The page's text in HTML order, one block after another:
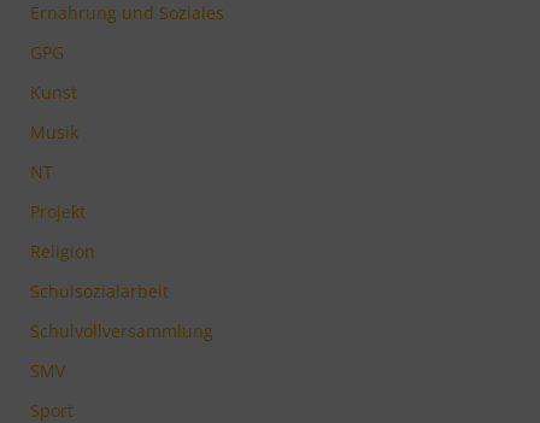
Ernährung und Soziales
GPG
Kunst
Musik
NT
Projekt
Religion
Schulsozialarbeit
Schulvollversammlung
SMV
Sport